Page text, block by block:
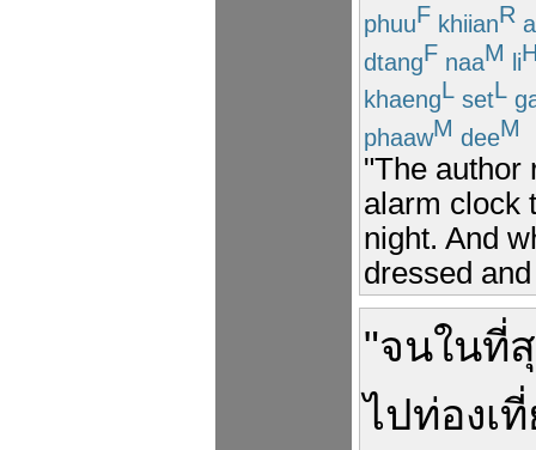
phuuF khiianR
dtangF naaM li
khaengL setL
phaawM deeM
"The author
alarm clock
night. And
dressed
"จนในที่
ไปท่องเ